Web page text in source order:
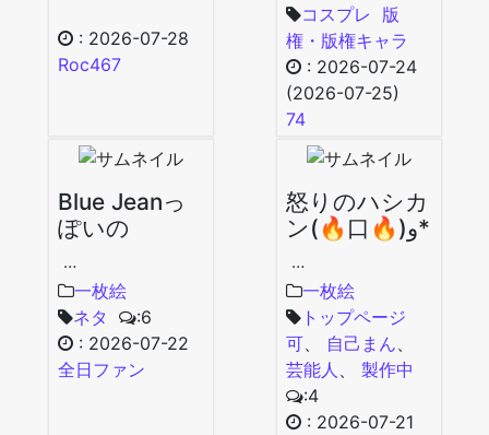
: 2026-07-28
Roc467
コスプレ
版
権・版権キャラ
: 2026-07-24
(2026-07-25)
74
Blue Jeanっ
ぽいの
…
一枚絵
ネタ
:6
: 2026-07-22
全日ファン
怒りのハシカ
ン(🔥口🔥)و*
…
一枚絵
トップページ
可、 自己まん
芸能人
製作中
:4
: 2026-07-21